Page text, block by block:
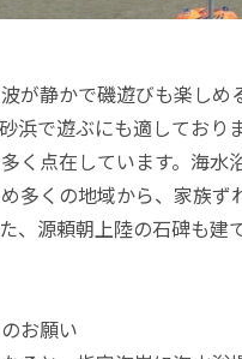
が静かで磯遊びも楽しめ
浜で遊ぶにも適しており
く点在しています。海水
多くの地域から、家族ず
、源頼朝上陸の石碑も建
お願い